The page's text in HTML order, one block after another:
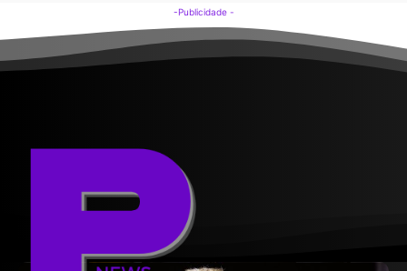
-Publicidade -